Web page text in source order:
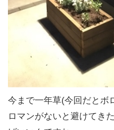
今まで一年草(今回だとボ
ロマンがないと避けてき